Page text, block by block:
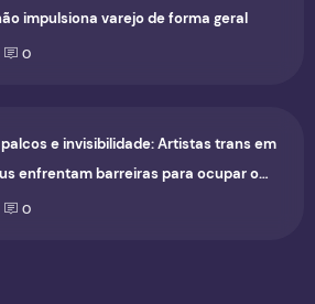
impulsiona varejo de forma geral
0
e invisibilidade: Artistas trans em
enfrentam barreiras para ocupar o
cultural
0